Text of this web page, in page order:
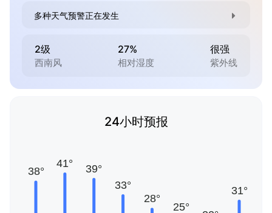
多种天气预警正在发生
2级
西南风
27%
相对湿度
很强
紫外线
24小时预报